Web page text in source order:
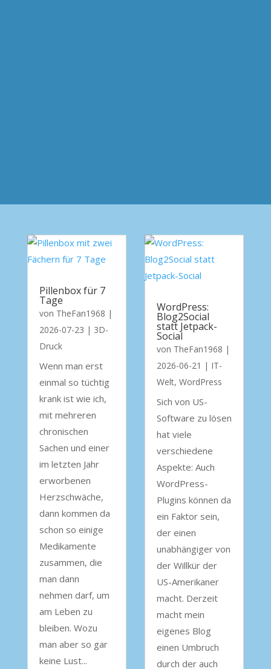
Pillenbox für 7
Tage
von TheFan1968 |
2026-07-23 | 3D-
Druck
Wenn man erst
einmal so tüchtig
krank ist wie ich,
mit mehreren
chronischen
Sachen und einer
im letzten Jahr
erworbenen
Herzschwäche,
dann kommen da
schon so einige
Medikamente
zusammen, die
man dann
nehmen darf, um
am Leben zu
bleiben. Wozu
man aber so gar
keine Lust...
WordPress:
Blog2Social
statt Jetpack-
Social
von TheFan1968 |
2026-06-21 | IT-
Welt, WordPress
Sich von US-
Software zu lösen
hat viele
verschiedene
Aspekte: Auch
WordPress-
Plugins können da
ein Faktor sein,
der einen
unabhängiger von
der Willkür der
US-Amerikaner
macht. Derzeit
macht mein
eigenes Blog
einen Umbruch
durch der auch